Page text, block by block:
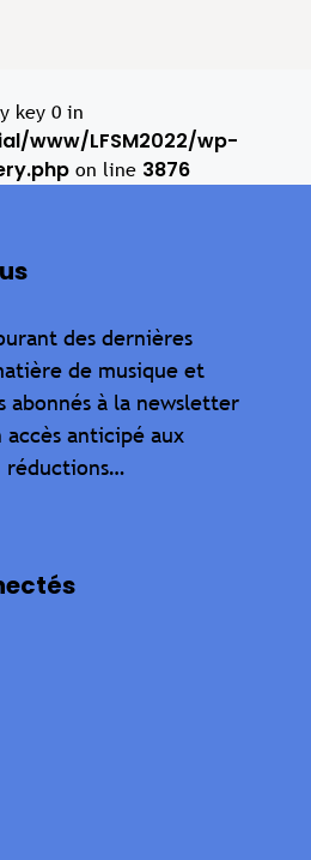
key 0 in
www/LFSM2022/wp-
on line 3876
des dernières
de musique et
abonnés à la newsletter
anticipé aux
réductions…